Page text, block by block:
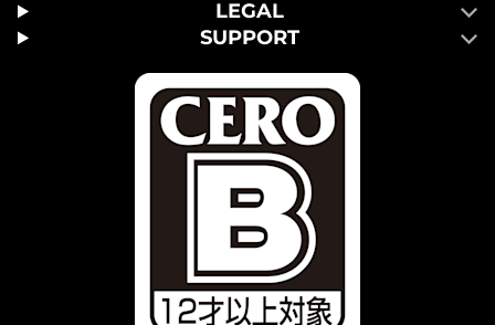
LEGAL
SUPPORT